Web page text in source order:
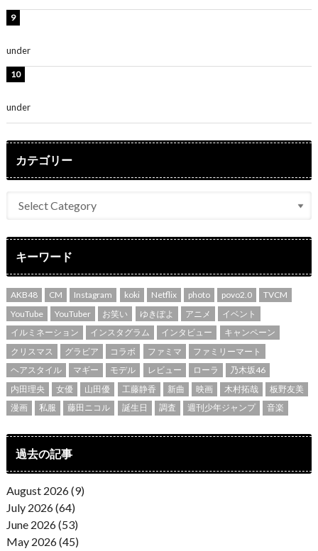
under
under
カテゴリー
キーワード
AKB48 CM Instagram koki Netflix photo povo2.0
TVCM
YouTube
YouTuber お笑い ゆきぽよ アニメ
イベント
イルミネーション
インスタグラム インタビュー
キャンペーン
クリスマス
グラビア コラボ ファミマ
ファミリーマート
ヘアスタイル
マギー モデル レビュー ローラ
乃木坂46
内田理央
女優 山田優 工藤静香 新曲 映画 木村拓哉
板野友美
漫画
私服 藤田ニコル 誕生日 調査 週刊少年ジャンプ 音楽
過去の記事
August 2026 (9)
July 2026 (64)
June 2026 (53)
May 2026 (45)